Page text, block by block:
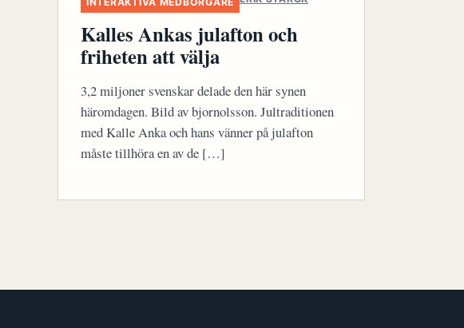
Kalles Ankas julafton och
friheten att välja
3,2 miljoner svenskar delade den här synen
häromdagen. Bild av bjornolsson. Jultraditionen
med Kalle Anka och hans vänner på julafton
måste tillhöra en av de […]